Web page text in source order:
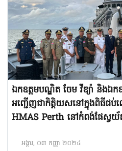
ឯកឧត្ដមបណ្ឌិត ចែម វីឌ្យ៉ា និងឯ
អញ្ជើញជាកិត្តិយសនៅក្នុងពិធីជ
HMAS Perth នៅកំពង់ផែស្វ
អង្គារ, ០៣ កញ្ញា ២០២៤